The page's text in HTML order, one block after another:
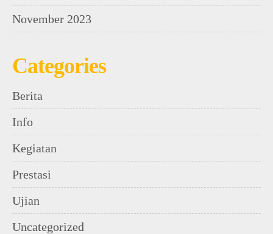
November 2023
Categories
Berita
Info
Kegiatan
Prestasi
Ujian
Uncategorized